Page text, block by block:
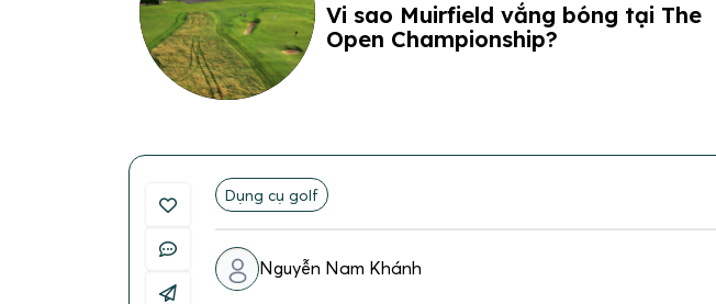
Vi sao Muirfield vắng bóng tại The
Open Championship?
Dụng cụ golf
Nguyễn Nam Khánh